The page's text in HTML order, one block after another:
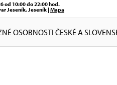
od 10:00 do 22:00 hod.
Jeseník, Jeseník |Mapa
OSOBNOSTI ČESKÉ A